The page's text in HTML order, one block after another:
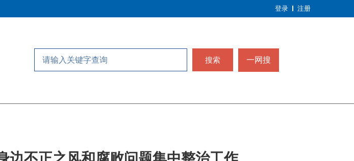
登录 注册
搜索 一网搜